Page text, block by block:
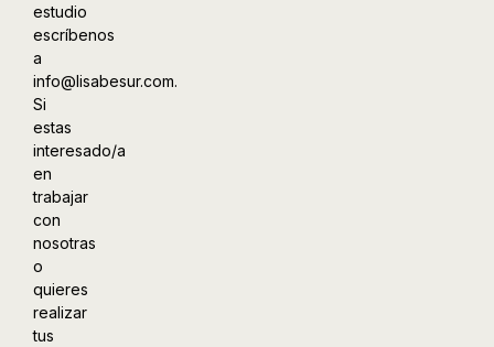
estudio
escríbenos
a
info@lisabesur.com.
Si
estas
interesado/a
en
trabajar
con
nosotras
o
quieres
realizar
tus